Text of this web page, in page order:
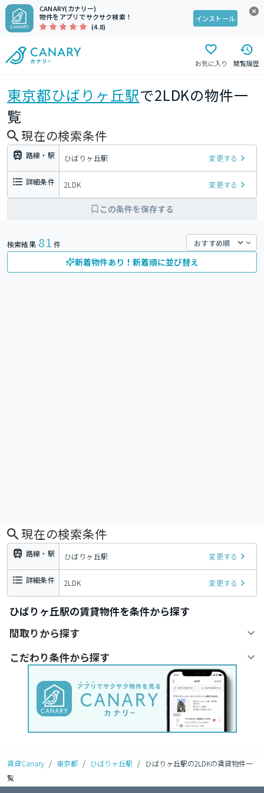
CANARY(カナリー)
物件をアプリでサクサク検索！
(4.8)
インストール
お気に入り 閲覧履歴
東京都ひばりヶ丘駅で2LDKの物件一
覧
現在の検索条件
路線・駅 ひばりヶ丘駅 変更する
詳細条件 2LDK 変更する
この条件を保存する
検索結果 81 件
新着物件あり！新着順に並び替え
現在の検索条件
路線・駅 ひばりヶ丘駅 変更する
詳細条件 2LDK 変更する
ひばりヶ丘駅の賃貸物件を条件から探す
間取りから探す
こだわり条件から探す
賃貸Canary / 東京都 / ひばりヶ丘駅 / ひばりヶ丘駅の2LDKの賃貸物件一
覧